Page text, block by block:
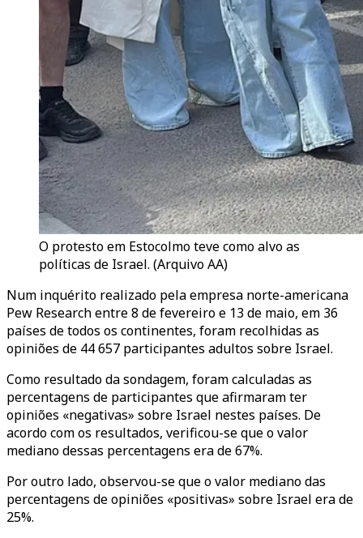
O protesto em Estocolmo teve como alvo as
políticas de Israel. (Arquivo AA)
Num inquérito realizado pela empresa norte-americana
Pew Research entre 8 de fevereiro e 13 de maio, em 36
países de todos os continentes, foram recolhidas as
opiniões de 44 657 participantes adultos sobre Israel.
Como resultado da sondagem, foram calculadas as
percentagens de participantes que afirmaram ter
opiniões «negativas» sobre Israel nestes países. De
acordo com os resultados, verificou-se que o valor
mediano dessas percentagens era de 67%.
Por outro lado, observou-se que o valor mediano das
percentagens de opiniões «positivas» sobre Israel era de
25%.